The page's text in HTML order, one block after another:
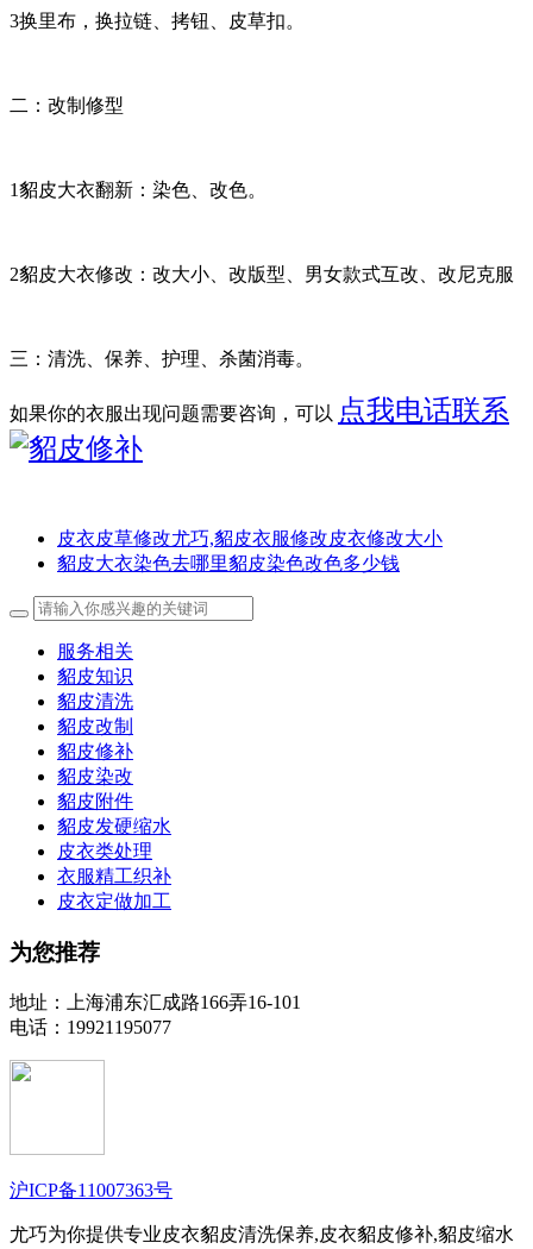
3换里布，换拉链、拷钮、皮草扣。
二：改制修型
1貂皮大衣翻新：染色、改色。
2貂皮大衣修改：改大小、改版型、男女款式互改、改尼克服
三：清洗、保养、护理、杀菌消毒。
如果你的衣服出现问题需要咨询，可以 点我电话联系
皮衣皮草修改尤巧,貂皮衣服修改皮衣修改大小
貂皮大衣染色去哪里貂皮染色改色多少钱
服务相关
貂皮知识
貂皮清洗
貂皮改制
貂皮修补
貂皮染改
貂皮附件
貂皮发硬缩水
皮衣类处理
衣服精工织补
皮衣定做加工
为您推荐
地址：上海浦东汇成路166弄16-101
电话：19921195077
沪ICP备11007363号
尤巧为你提供专业皮衣貂皮清洗保养,皮衣貂皮修补,貂皮缩水